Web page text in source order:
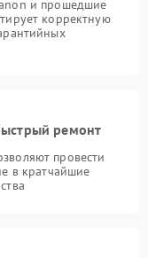
и прошедшие
корректную
ремонт
провести
в кратчайшие